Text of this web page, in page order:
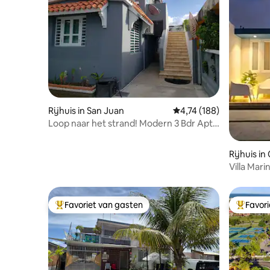
Rijhuis in San Juan Gemiddelde
4,74 (188)
Loop naar het strand! Modern 3 Bdr Apt
Rijhuis in
Villa
Topfavoriet van gasten
Favoriet van gasten